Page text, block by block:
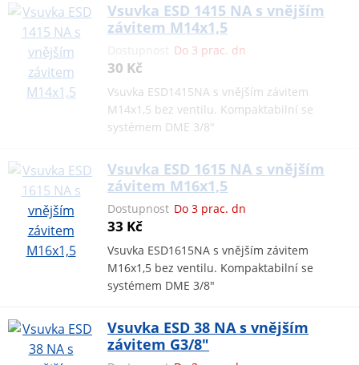
Vsuvka ESD 1415 NA s vnějším
závitem M14x1,5
Do 3 prac. dn
30 Kč
Vsuvka ESD1415NA s vnějším závitem
M14x1,5 bez ventilu. Kompaktabilní se
systémem DME 3/8"
Vsuvka ESD 1615 NA s vnějším
závitem M16x1,5
Dostupnost Do 3 prac. dn
33 Kč
Vsuvka ESD1615NA s vnějším závitem
M16x1,5 bez ventilu. Kompaktabilní se
systémem DME 3/8"
Vsuvka ESD 38 NA s vnějším
závitem G3/8"